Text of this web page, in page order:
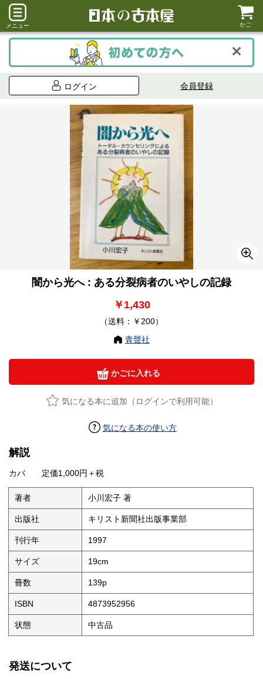
メニュー かご
ログイン 会員登録
闇から光へ : ある分裂病者のいやしの記録
￥1,430
（送料：￥200）
青聲社
かごに入れる
気になる本に追加（ログインで利用可能）
気になる本の使い方
解説
カバ 定価1,000円＋税
著者 小川宏子 著
出版社 キリスト新聞社出版事業部
刊行年 1997
サイズ 19cm
冊数 139p
ISBN 4873952956
状態 中古品
発送について